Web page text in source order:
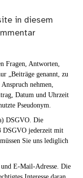
in diesem
Fragen, Antworten,
„Beiträge genannt, zu
nehmen,
Datum und Uhrzeit
Pseudonym.
DSGVO. Die
DSGVO jederzeit mit
Sie uns lediglich
E-Mail-Adresse. Die